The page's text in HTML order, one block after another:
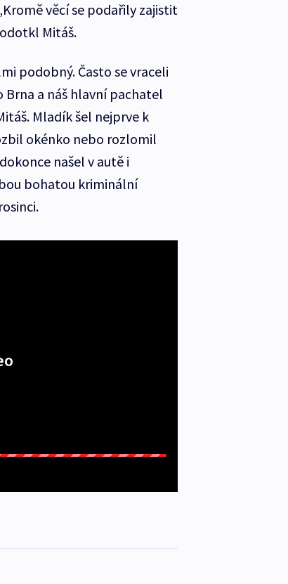
věcí se podařily zajistit
Mitáš.
podobný. Často se vraceli
a náš hlavní pachatel
Mladík šel nejprve k
okénko nebo rozlomil
našel v autě i
bohatou kriminální